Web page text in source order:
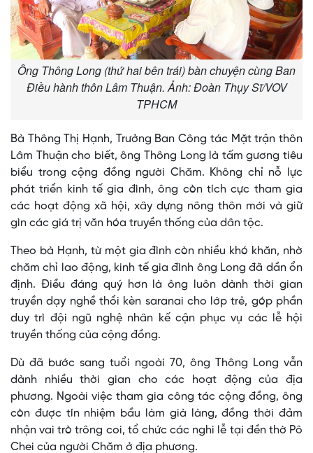
Ông Thông Long (thứ hai bên trái) bàn chuyện cùng Ban
Điều hành thôn Lâm Thuận. Ảnh: Đoàn Thụy Sĩ/VOV
TPHCM
Bà Thông Thị Hạnh, Trưởng Ban Công tác Mặt trận thôn
Lâm Thuận cho biết, ông Thông Long là tấm gương tiêu
biểu trong cộng đồng người Chăm. Không chỉ nỗ lực
phát triển kinh tế gia đình, ông còn tích cực tham gia
các hoạt động xã hội, xây dựng nông thôn mới và giữ
gìn các giá trị văn hóa truyền thống của dân tộc.
Theo bà Hạnh, từ một gia đình còn nhiều khó khăn, nhờ
chăm chỉ lao động, kinh tế gia đình ông Long đã dần ổn
định. Điều đáng quý hơn là ông luôn dành thời gian
truyền dạy nghề thổi kèn saranai cho lớp trẻ, góp phần
duy trì đội ngũ nghệ nhân kế cận phục vụ các lễ hội
truyền thống của cộng đồng.
Dù đã bước sang tuổi ngoài 70, ông Thông Long vẫn
dành nhiều thời gian cho các hoạt động của địa
phương. Ngoài việc tham gia công tác cộng đồng, ông
còn được tín nhiệm bầu làm già làng, đồng thời đảm
nhận vai trò trông coi, tổ chức các nghi lễ tại đền thờ Pô
Chei của người Chăm ở địa phương.